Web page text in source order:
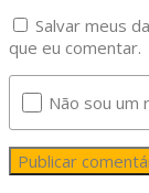
Salvar meus
que eu comentar.
Não sou um